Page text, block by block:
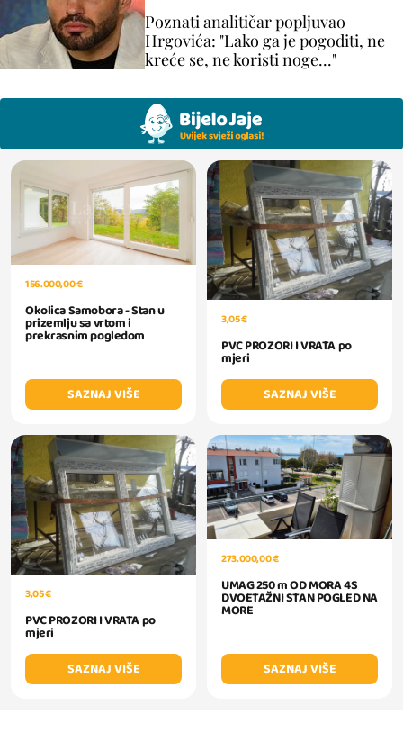
Poznati analitičar popljuvao
Hrgovića: "Lako ga je pogoditi, ne
kreće se, ne koristi noge..."
156.000,00 €
Okolica Samobora - Stan u
prizemlju sa vrtom i
prekrasnim pogledom
SAZNAJ VIŠE
3,05 €
PVC PROZORI I VRATA po
mjeri
SAZNAJ VIŠE
3,05 €
PVC PROZORI I VRATA po
mjeri
SAZNAJ VIŠE
273.000,00 €
UMAG 250 m OD MORA 4S
DVOETAŽNI STAN POGLED NA
MORE
SAZNAJ VIŠE